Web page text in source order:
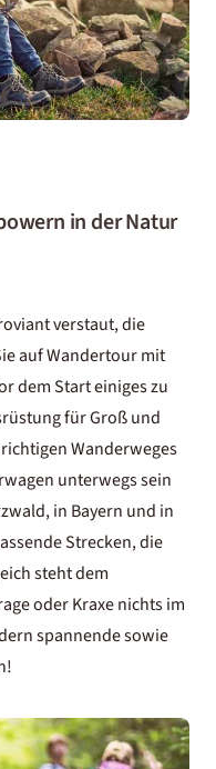
in der Natur
verstaut, die
auf Wandertour mit
dem Start einiges zu
für Groß und
Wanderweges
unterwegs sein
in Bayern und in
Strecken, die
steht dem
oder Kraxe nichts im
spannende sowie